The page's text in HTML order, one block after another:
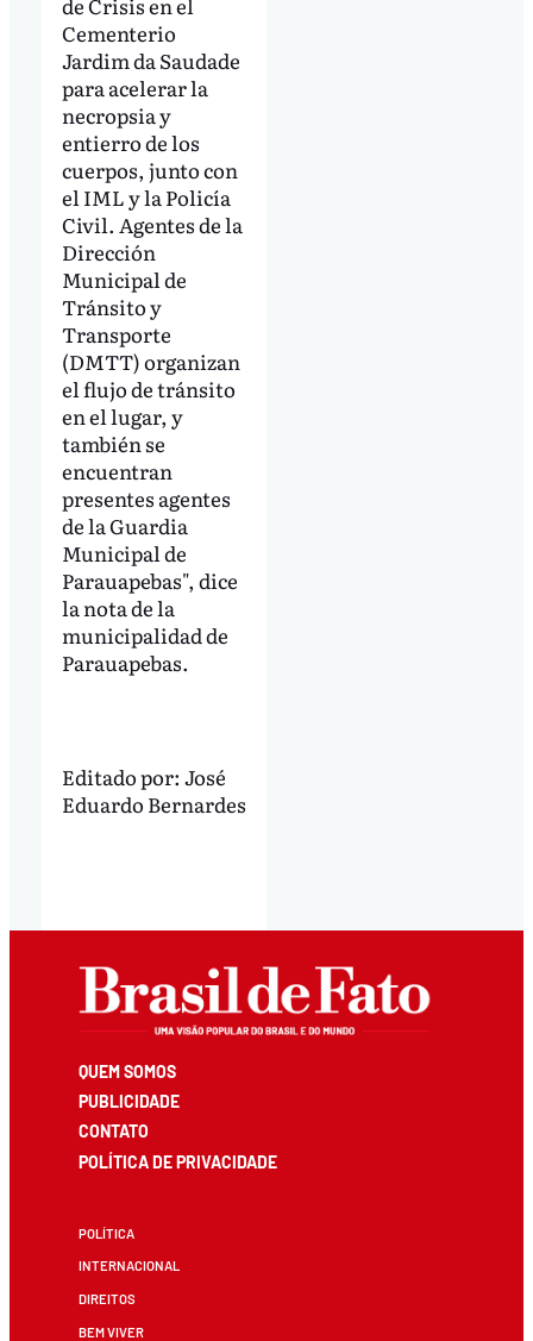
Cementerio
Jardim da Saudade
para acelerar la
necropsia y
entierro de los
cuerpos, junto con
el IML y la Policía
Civil. Agentes de la
Dirección
Municipal de
Tránsito y
Transporte
(DMTT) organizan
el flujo de tránsito
en el lugar, y
también se
encuentran
presentes agentes
de la Guardia
Municipal de
Parauapebas", dice
la nota de la
municipalidad de
Parauapebas.
Editado por: José
Eduardo Bernardes
QUEM SOMOS
PUBLICIDADE
CONTATO
POLÍTICA DE PRIVACIDADE
POLÍTICA
INTERNACIONAL
DIREITOS
BEM VIVER